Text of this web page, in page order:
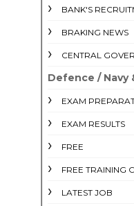
BANK'S
BRAKING NEWS
CENTRAL
Defence / Navy
EXAM
EXAM RESULTS
FREE
FREE TRAINING
LATEST JOB